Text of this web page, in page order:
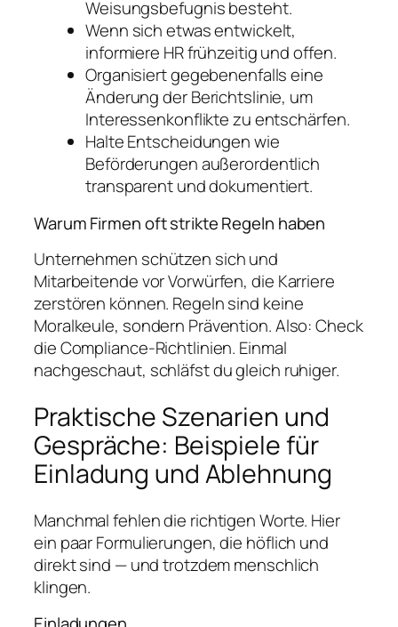
Weisungsbefugnis besteht.
Wenn sich etwas entwickelt,
informiere HR frühzeitig und offen.
Organisiert gegebenenfalls eine
Änderung der Berichtslinie, um
Interessenkonflikte zu entschärfen.
Halte Entscheidungen wie
Beförderungen außerordentlich
transparent und dokumentiert.
Warum Firmen oft strikte Regeln haben
Unternehmen schützen sich und
Mitarbeitende vor Vorwürfen, die Karriere
zerstören können. Regeln sind keine
Moralkeule, sondern Prävention. Also: Check
die Compliance-Richtlinien. Einmal
nachgeschaut, schläfst du gleich ruhiger.
Praktische Szenarien und
Gespräche: Beispiele für
Einladung und Ablehnung
Manchmal fehlen die richtigen Worte. Hier
ein paar Formulierungen, die höflich und
direkt sind — und trotzdem menschlich
klingen.